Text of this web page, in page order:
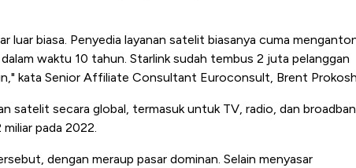
luar biasa. Penyedia layanan satelit biasanya cuma
waktu 10 tahun. Starlink sudah tembus 2 juta pelanggan
kata Senior Affiliate Consultant Euroconsult, Brent
satelit secara global, termasuk untuk TV, radio, dan
pada 2022.
dengan meraup pasar dominan. Selain menyasar
Tutup Keran Ekspor, Harga
Terbang ke Zona Berbahaya
Adu Panas Kinerja
Mana yang